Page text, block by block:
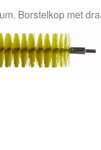
Borstelkop met